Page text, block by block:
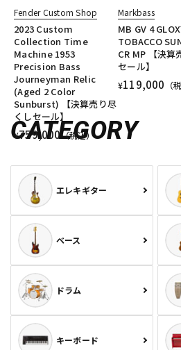
Fender Custom Shop
2023 Custom
Collection Time
Machine 1953
Precision Bass
Journeyman Relic
(Aged 2 Color
Sunburst) 【決算売り尽
くしセール】
¥759,000（税込）
Markbass
MB GV 4
TOBACCO
CR MP 【決算
セール】
¥119,000 （
CATEGORY
エレキギター
ベース
ドラム
キーボード